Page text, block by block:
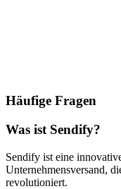
Häufige Fragen
Was ist Sendify?
Sendify ist eine
Unternehmensversand,
revolutioniert.